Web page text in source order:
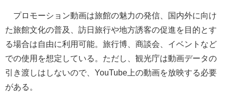
プロモーション動画は旅館の魅力の発信、国内外に向け
た旅館文化の普及、訪日旅行や地方誘客の促進を目的とす
る場合は自由に利用可能。旅行博、商談会、イベントなど
での使用を想定している。ただし、観光庁は動画データの
引き渡しはしないので、YouTube上の動画を放映する必要
がある。